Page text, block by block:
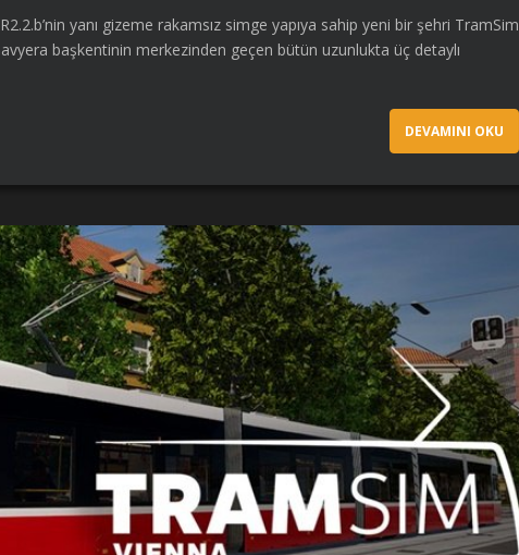
yanı gizeme rakamsız simge yapıya sahip yeni bir şehri TramSim
başkentinin merkezinden geçen bütün uzunlukta üç detaylı
DEVAMINI OKU